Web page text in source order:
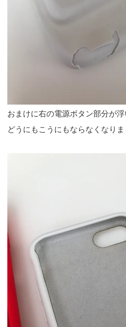
おまけに右の電源ボタン部分が浮
どうにもこうにもならなくなりま